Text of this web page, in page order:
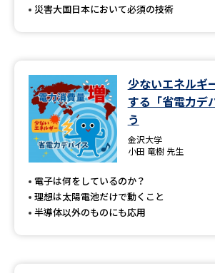
大学入学共通テスト「受験上の
配慮案内」の請求
高等学校
高等学校（情報）教員資格認定
大学研究
大学で学べる内容や特徴を調べる
災害大国日本において必須の技術
少ないエネルギ
する「省電力デ
う
金沢大学
小田 竜樹 先生
電子は何をしているのか？
理想は太陽電池だけで動くこと
半導体以外のものにも応用